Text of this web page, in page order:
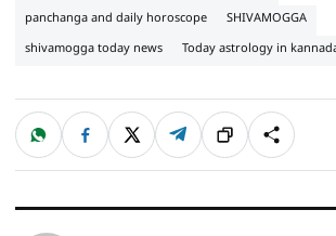
panchanga and daily horoscope
SHIVAMOGGA
shivamogga today news
Today astrology in
ಹಂಚಿಕೊಳ್ಳಿ
W
a
t
p
F
c
e
o
X T
l
e
a
ಲಿಂ
ಕ್
S
h
a